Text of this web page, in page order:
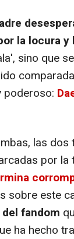
la locura y
sino que
poderoso:
las
por la
sobre este
fandom
ha hecho